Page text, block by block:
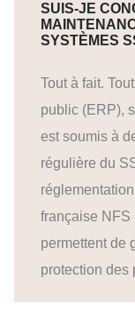
SUIS-JE
SYSTÈMES
Tout à fait.
public (ERP),
est soumis à
régulière du
française NFS
permettent de
protection des